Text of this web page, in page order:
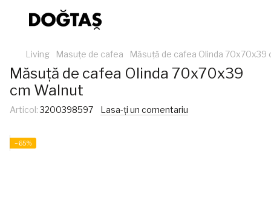
Living Masuțe de cafea Măsuță de cafea Olinda 70x70x39
Măsuță de cafea Olinda 70x70x39
cm Walnut
Articol:3200398597 Lasa-ți un comentariu
−65%